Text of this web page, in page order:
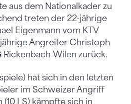
aus dem Nationalkader zu
treten der 22-jährige
Eigenmann vom KTV
Angreifer Christoph
Wilen zurück.
hat sich in den letzten
im Schweizer Angriff
LS) kämpfte sich in